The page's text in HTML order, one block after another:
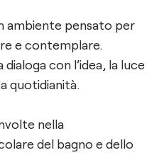
ambiente pensato per
e contemplare.
con l’idea, la luce
quotidianità.
nella
del bagno e dello